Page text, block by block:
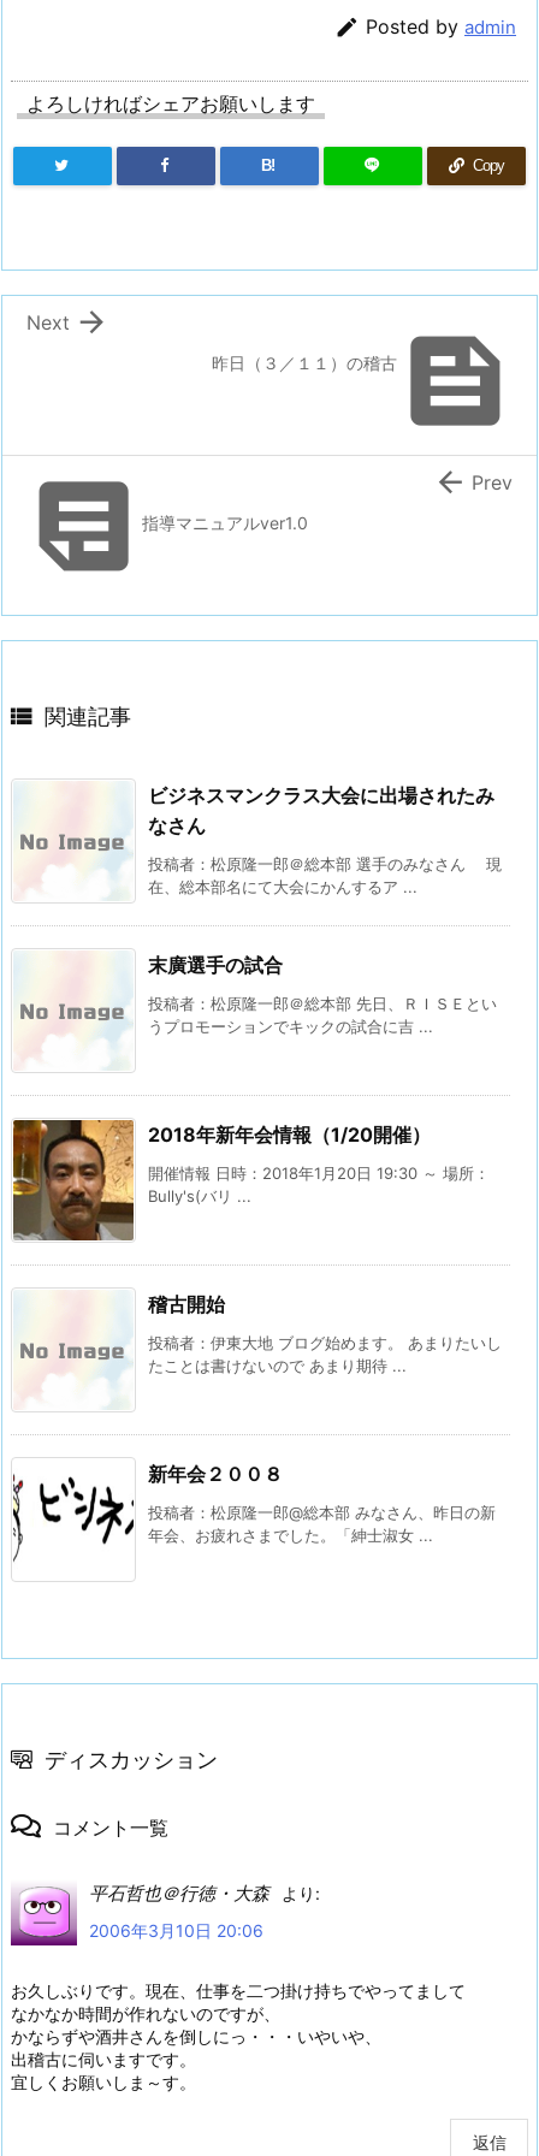
 Posted by admin
よろしければシェアお願いします
B! Copy

昨日（３／１１）の稽古

Next
指導マニュアルver1.0
 Prev
 関連記事
ビジネスマンクラス大会に出場されたみ
なさん
投稿者：松原隆一郎＠総本部 選手のみなさん 現
在、総本部名にて大会にかんするア ...
末廣選手の試合
投稿者：松原隆一郎＠総本部 先日、ＲＩＳＥとい
うプロモーションでキックの試合に吉 ...
2018年新年会情報（1/20開催）
開催情報 日時：2018年1月20日 19:30 ～ 場所：
Bully's(バリ ...
稽古開始
投稿者：伊東大地 ブログ始めます。 あまりたいし
たことは書けないので あまり期待 ...
新年会２００８
投稿者：松原隆一郎@総本部 みなさん、昨日の新
年会、お疲れさまでした。「紳士淑女 ...
ディスカッション
コメント一覧
平石哲也＠行徳・大森
より:
2006年3月10日 20:06
お久しぶりです。現在、仕事を二つ掛け持ちでやってまして
なかなか時間が作れないのですが、
かならずや酒井さんを倒しにっ・・・いやいや、
出稽古に伺いますです。
宜しくお願いしま～す。
返信